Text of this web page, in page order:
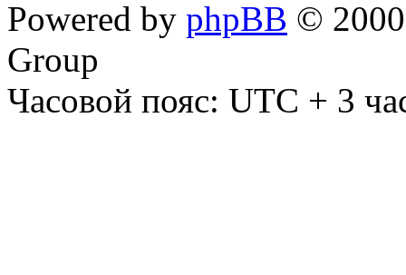
Powered by phpBB ©
Group
Часовой пояс: UTC + 3